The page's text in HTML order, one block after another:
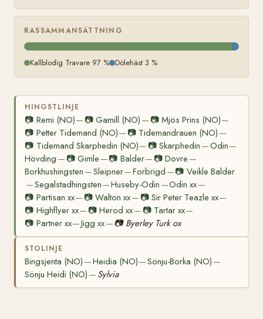
RASSAMMANSÄTTNING
Kallblodig Travare 97 % Dölehäst 3 %
HINGSTLINJE
📷 Remi (NO)— 📷Gamill (NO) — 📷 Mjös Prins (NO)—
📷 Petter Tidemand (NO)— 📷 Tidemandrauen (NO) —
📷 Tidemand Skarphedin (NO)— 📷Skarphedin —Odin—
Hövding — 📷Gimle —📷 Balder— 📷Dovre —
Borkhushingsten —Sleipner—Forbrigd —📷 Veikle Balder
—Segalstadhingsten—Huseby-Odin —Odin xx—
📷 Partisan xx— 📷Walton xx— 📷 Sir Peter Teazle xx—
📷 Highflyer xx— 📷Herod xx— 📷 Tartar xx—
📷 Partner xx—Jigg xx—📷 Byerley Turk ox
STOLINJE
Bingsjenta (NO) —Heidia (NO)—Sönju-Borka (NO) —
Sönju Heidi (NO) — Sylvia